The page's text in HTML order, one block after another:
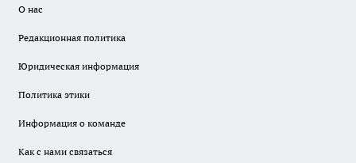
О нас
Редакционная политика
Юридическая информация
Политика этики
Информация о команде
Как с нами связаться